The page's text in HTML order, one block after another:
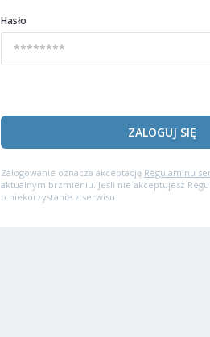
Hasło
ZALOGUJ SIĘ
Zalogowanie oznacza akceptację Regulaminu
aktualnym brzmieniu. Jeśli nie akceptujesz
o niekorzystanie z serwisu.